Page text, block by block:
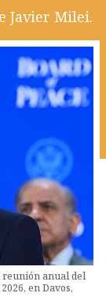
Javier Milei.
anual del
en Davos,